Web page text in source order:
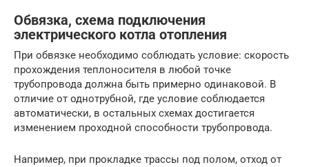
Обвязка, схема подключения
электрического котла отопления
При обвязке необходимо соблюдать условие: скорость
прохождения теплоносителя в любой точке
трубопровода должна быть примерно одинаковой. В
отличие от однотрубной, где условие соблюдается
автоматически, в остальных схемах достигается
изменением проходной способности трубопровода.
Например, при прокладке трассы под полом, отход от